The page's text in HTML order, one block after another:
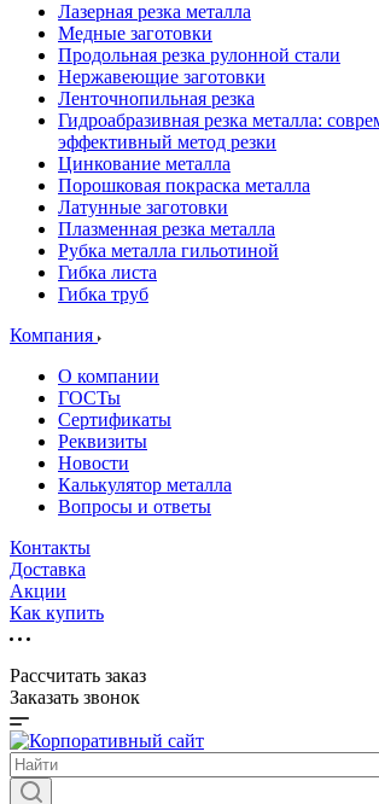
Лазерная резка металла
Медные заготовки
Продольная резка рулонной стали
Нержавеющие заготовки
Ленточнопильная резка
Гидроабразивная резка металла:
эффективный метод резки
Цинкование металла
Порошковая покраска металла
Латунные заготовки
Плазменная резка металла
Рубка металла гильотиной
Гибка листа
Гибка труб
Компания
О компании
ГОСТы
Сертификаты
Реквизиты
Новости
Калькулятор металла
Вопросы и ответы
Контакты
Доставка
Акции
Как купить
Рассчитать заказ
Заказать звонок